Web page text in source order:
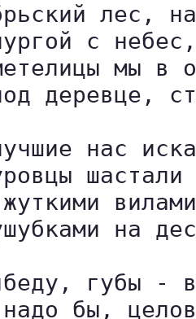
лес,
с
мы в
деревце,
нас
на
губы -
бы,